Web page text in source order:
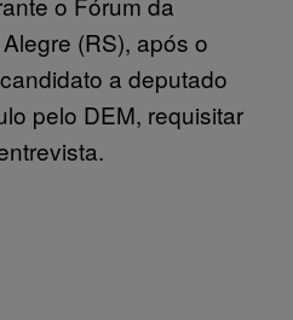
(RS), após o
a deputado
pelo DEM, requisitar